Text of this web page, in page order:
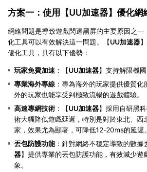
方案一：使用【UU加速器】優化網
網絡問題是導致遊戲閃退黑屏的主要原因之一
化工具可以有效解決這一問題。【UU加速器
優化工具，具有以下優勢：
玩家免費加速 ：【UU加速器】支持解限機國
專業海外專線 ：專為海外的玩家提供優質
外的玩家也能享受到極致流暢的遊戲體驗。
高速專網技術 ：【UU加速器】採用自研黑
術大幅降低遊戲延遲，特別是對於東北、西
家，效果尤為顯著，可降低12-20ms的延遲。
丟包防護功能：針對網絡不穩定導致的數據
器】提供專業的丟包防護功能，有效減少遊
象。